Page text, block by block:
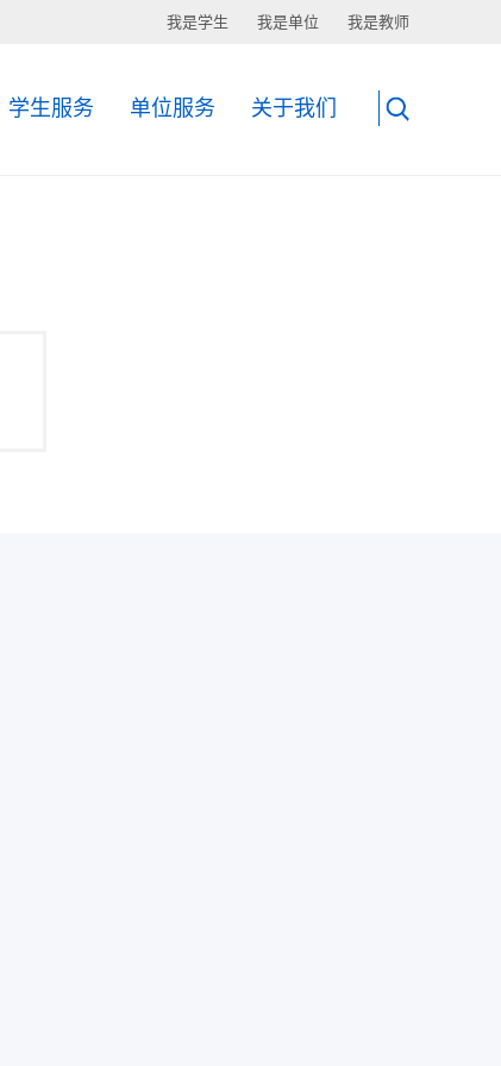
我是学生 我是单位 我是教师
学生服务 单位服务 关于我们